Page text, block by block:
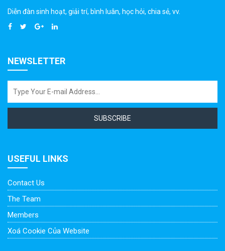
Diễn đàn sinh hoạt, giải trí, bình luân, học hỏi, chia sẻ, vv.
NEWSLETTER
SUBSCRIBE
USEFUL LINKS
Contact Us
The Team
Members
Xoá Cookie Của Website